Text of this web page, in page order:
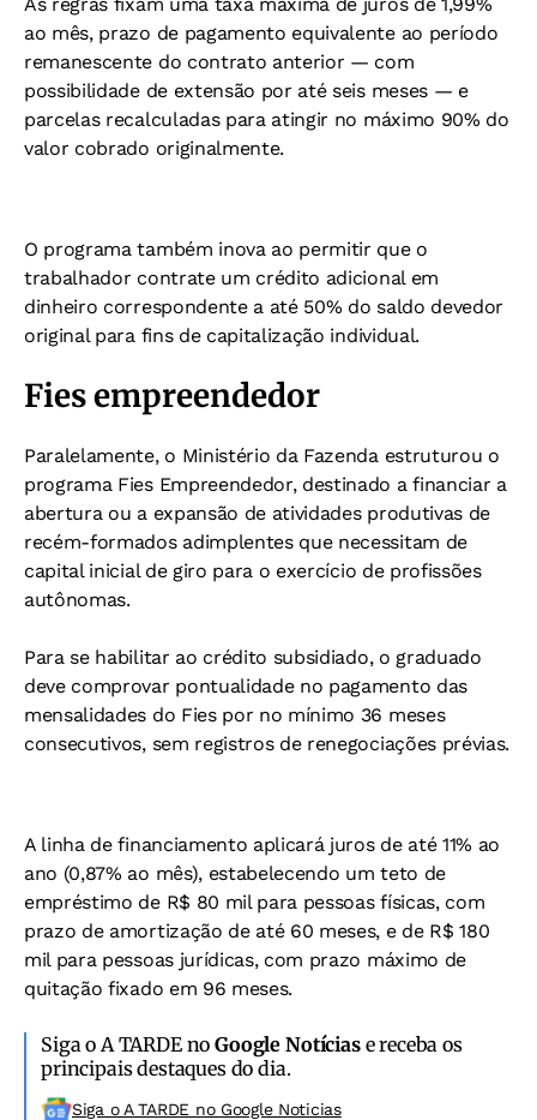
ao mês, prazo de pagamento equivalente ao período
remanescente do contrato anterior — com
possibilidade de extensão por até seis meses — e
parcelas recalculadas para atingir no máximo 90% do
valor cobrado originalmente.
O programa também inova ao permitir que o
trabalhador contrate um crédito adicional em
dinheiro correspondente a até 50% do saldo devedor
original para fins de capitalização individual.
Fies empreendedor
Paralelamente, o Ministério da Fazenda estruturou o
programa Fies Empreendedor, destinado a financiar a
abertura ou a expansão de atividades produtivas de
recém-formados adimplentes que necessitam de
capital inicial de giro para o exercício de profissões
autônomas.
Para se habilitar ao crédito subsidiado, o graduado
deve comprovar pontualidade no pagamento das
mensalidades do Fies por no mínimo 36 meses
consecutivos, sem registros de renegociações prévias.
A linha de financiamento aplicará juros de até 11% ao
ano (0,87% ao mês), estabelecendo um teto de
empréstimo de R$ 80 mil para pessoas físicas, com
prazo de amortização de até 60 meses, e de R$ 180
mil para pessoas jurídicas, com prazo máximo de
quitação fixado em 96 meses.
Siga o A TARDE noGoogle Notíciase receba os
principais destaques do dia.
Siga o A TARDE no Google Noticias